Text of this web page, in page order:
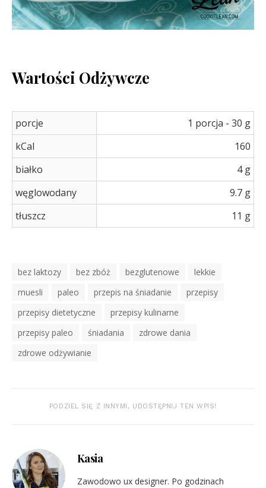
Wartości Odżywcze
porcje
1 porcja - 30 g
kCal
160
białko
4 g
węglowodany
9.7 g
tłuszcz
11 g
Tagi
bez laktozy bez zbóż bezglutenowe
lekkie
muesli
paleo przepis na śniadanie
przepisy
przepisy dietetyczne
przepisy kulinarne
przepisy paleo
śniadania
zdrowe dania
zdrowe odżywianie
PODZIEL SIĘ Z INNYMI, UDOSTĘPNIJ TEN WPIS!
Kasia
Zawodowo ux designer. Po godzinach